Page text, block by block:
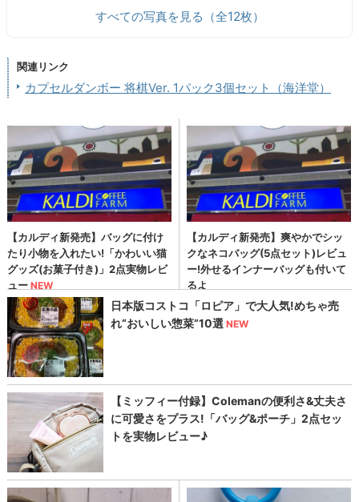
すべての写真を見る（全12枚）
関連リンク
カプセルダンボー 将棋Ver. 1パック3個セット（海洋堂）